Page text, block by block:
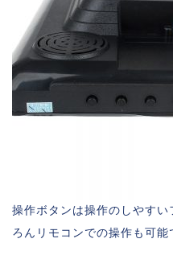
操作ボタンは操作のしやす
ろんリモコンでの操作も可能